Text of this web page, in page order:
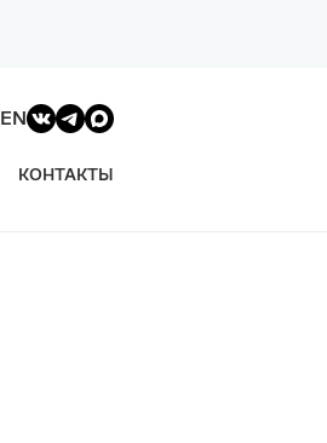
КОНТАКТЫ
EN